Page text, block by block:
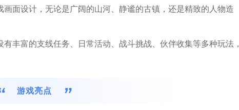
面设计，无论是广阔的山河、静谧的古镇，还是精致的人物造
丰富的支线任务、日常活动、战斗挑战、伙伴收集等多种玩法，
游戏亮点